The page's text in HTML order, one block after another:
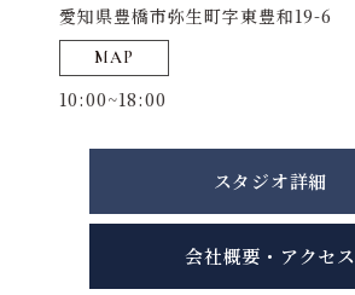
愛知県豊橋市弥生町字東豊和19-6
MAP
10:00~18:00
スタジオ詳細
会社概要・アクセス